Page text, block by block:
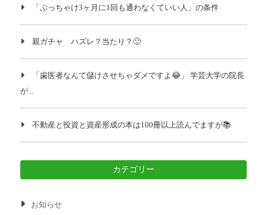
「ぶっちゃけ3ヶ月に1回も通わなくていい人」の条件
親ガチャ ハズレ？当たり？🙂
「歯医者なんて儲けさせちゃダメですよ😂」 学芸大学の院長
が...
不動産と投資と資産形成の本は100冊以上読んでますが📚️
カテゴリー
お知らせ